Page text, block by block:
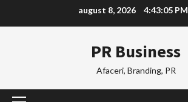
august 8, 2026 4:43:06 PM
PR Business
Afaceri, Branding, PR